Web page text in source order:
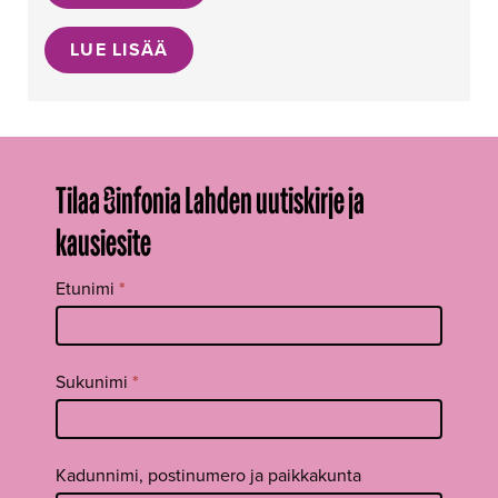
LUE LISÄÄ
Tilaa Sinfonia Lahden uutiskirje ja
kausiesite
Tilaa
uutiskirje
footer FI
Etunimi *
Sukunimi *
Kadunnimi, postinumero ja paikkakunta